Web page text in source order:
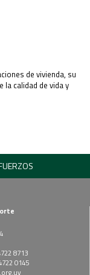
de vivienda, su
calidad de vida y
8713
0145